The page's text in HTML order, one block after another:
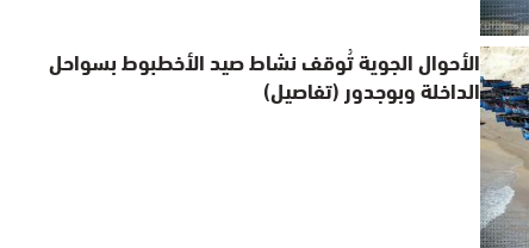
الأحوال الجوية تُوقف نشاط صيد الأخطبوط بسواحل
الداخلة وبوجدور (تفاصيل)